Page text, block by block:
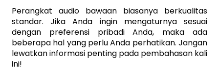
Perangkat audio bawaan biasanya berkualitas
standar. Jika Anda ingin mengaturnya sesuai
dengan preferensi pribadi Anda, maka ada
beberapa hal yang perlu Anda perhatikan. Jangan
lewatkan informasi penting pada pembahasan kali
ini!